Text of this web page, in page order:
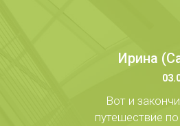
Ирина
Вот и
путешествие